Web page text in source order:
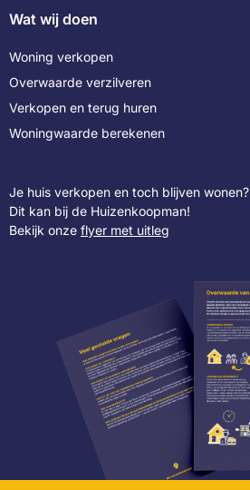
Wat wij doen
Woning verkopen
Overwaarde verzilveren
Verkopen en terug huren
Woningwaarde berekenen
Je huis verkopen en toch blijven wonen?
Dit kan bij de Huizenkoopman!
Bekijk onze flyer met uitleg